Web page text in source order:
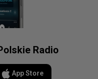
Radio
App Store